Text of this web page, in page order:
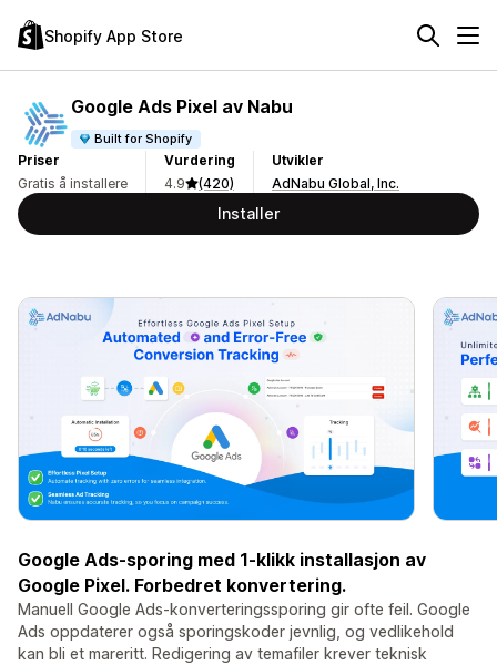
Shopify App Store
Google Ads Pixel av Nabu
Built for Shopify
Priser
Gratis å installere
Vurdering
4.9
(420)
Utvikler
AdNabu Global, Inc.
Installer
Google Ads-sporing med 1-klikk installasjon av
Google Pixel. Forbedret konvertering.
Manuell Google Ads-konverteringssporing gir ofte feil. Google
Ads oppdaterer også sporingskoder jevnlig, og vedlikehold
kan bli et mareritt. Redigering av temafiler krever teknisk